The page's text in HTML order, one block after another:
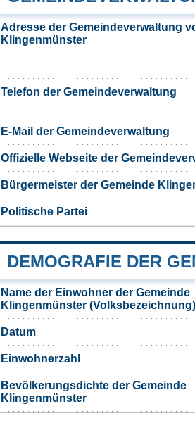
Adresse der Gemeindeverwaltung
Klingenmünster
Telefon der Gemeindeverwaltung
E-Mail der Gemeindeverwaltung
Offizielle Webseite der
Bürgermeister der Gemeinde
Politische Partei
DEMOGRAFIE DER
Name der Einwohner der Gemeinde
Klingenmünster (Volksbezeichnung)
Datum
Einwohnerzahl
Bevölkerungsdichte der Gemeinde
Klingenmünster